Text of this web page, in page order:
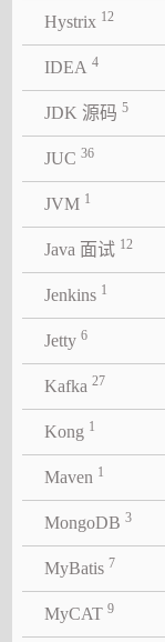
Hystrix 12
IDEA 4
JDK 源码 5
JUC 36
JVM 1
Java 面试 12
Jenkins 1
Jetty 6
Kafka 27
Kong 1
Maven 1
MongoDB 3
MyBatis 7
MyCAT 9